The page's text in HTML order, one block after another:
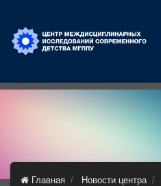
Главная Новости центра